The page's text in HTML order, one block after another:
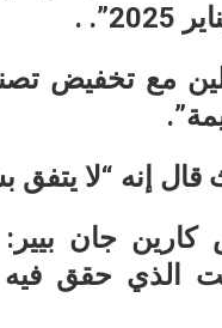
.
يلين مع تخفيض
إنه “لا يتفق
كارين جان
الذي حقق